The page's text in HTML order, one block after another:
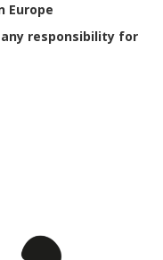
Europe
responsibility for